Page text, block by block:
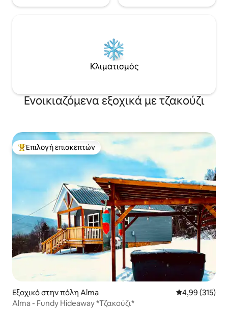
Κλιματισμός
Ενοικιαζόμενα εξοχικά με τζακούζι
Κορυφαία επιλογή επισκεπτών
Επιλογή επισκεπτών
Εξοχικό στην πόλη Alma Μέση
4,99 (315)
Alma - Fundy Hideaway *Τζακούζι*